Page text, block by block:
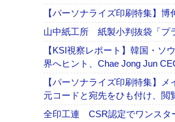
【パーソナライズ印刷特集】
山中紙工所 紙製小判抜袋「プ
【KSI視察レポート】韓国・
界へヒント、Chae Jong Jun
【パーソナライズ印刷特集】
元コードと宛先をひも付け、閲
全印工連 CSR認定でワンスタ